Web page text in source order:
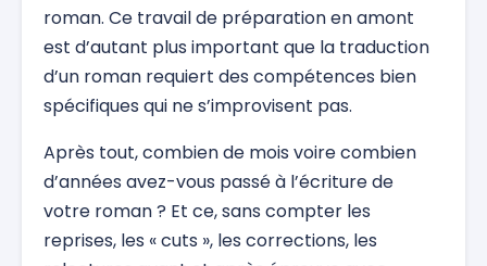
roman. Ce travail de préparation en amont
est d’autant plus important que la traduction
d’un roman requiert des compétences bien
spécifiques qui ne s’improvisent pas.
Après tout, combien de mois voire combien
d’années avez-vous passé à l’écriture de
votre roman ? Et ce, sans compter les
reprises, les « cuts », les corrections, les